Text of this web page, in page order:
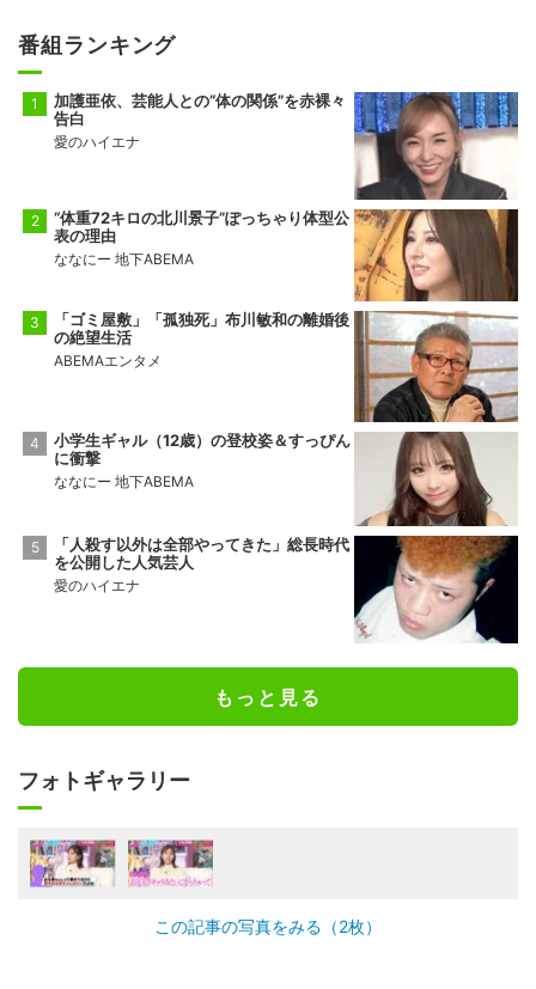
番組ランキング
加護亜依、芸能人との“体の関係”を赤裸々
告白
愛のハイエナ
“体重72キロの北川景子”ぽっちゃり体型公
表の理由
ななにー 地下ABEMA
「ゴミ屋敷」「孤独死」布川敏和の離婚後
の絶望生活
ABEMAエンタメ
小学生ギャル（12歳）の登校姿＆すっぴん
に衝撃
ななにー 地下ABEMA
「人殺す以外は全部やってきた」総長時代
を公開した人気芸人
愛のハイエナ
もっと見る
フォトギャラリー
この記事の写真をみる（2枚）